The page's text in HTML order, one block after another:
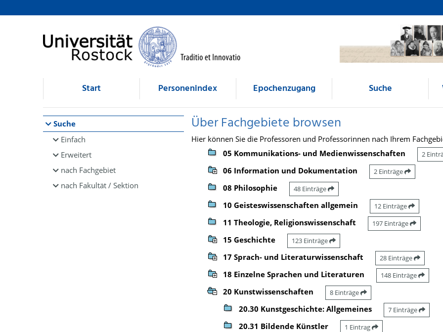
Browsen
direkt zum Inhalt
Start Personenindex Epochenzugang Suche
Suche
Einfach
Erweitert
nach Fachgebiet
nach Fakultät / Sektion
Über Fachgebiete browsen
Hier können Sie die Professoren und Professorinnen nach Ihrem
05 Kommunikations- und Medienwissenschaften
2
06 Information und Dokumentation 2 Einträge
08 Philosophie 48 Einträge
10 Geisteswissenschaften allgemein 12 Einträge
11 Theologie, Religionswissenschaft 197 Einträge
15 Geschichte 123 Einträge
17 Sprach- und Literaturwissenschaft 28 Einträge
18 Einzelne Sprachen und Literaturen 148 Einträge
20 Kunstwissenschaften 8 Einträge
20.30 Kunstgeschichte: Allgemeines 7 Einträge
20.31 Bildende Künstler 1 Eintrag